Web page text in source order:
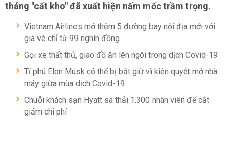
tháng "cất kho" đã xuất hiện nấm mốc trầm trọng.
Vietnam Airlines mở thêm 5 đường bay nội địa mới với
giá vé chỉ từ 99 nghìn đồng
Gọi xe thất thủ, giao đồ ăn lên ngôi trong dịch Covid-19
Tỉ phú Elon Musk có thể bị bắt giữ vì kiên quyết mở nhà
máy giữa mùa dịch Covid-19
Chuỗi khách sạn Hyatt sa thải 1.300 nhân viên để cắt
giảm chi phí